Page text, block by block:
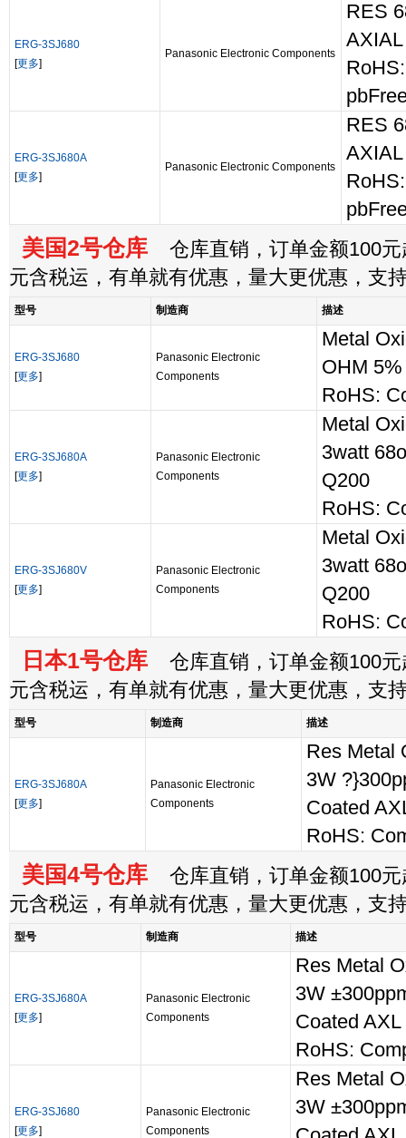
ERG-3SJ680
[更多]
Panasonic Electronic Components
RES
AXIAL
ERG-3SJ680A
[更多]
Panasonic Electronic Components
RES
AXIAL
美国2号仓库 仓库直销，订单金额100元
元含税运，有单就有优惠，量大更优惠，支
型号 制造商 描述
ERG-3SJ680
[更多]
Panasonic Electronic
Components
Metal
OHM
RoHS:
ERG-3SJ680A
[更多]
Panasonic Electronic
Components
Metal
3watt
Q200
RoHS:
ERG-3SJ680V
[更多]
Panasonic Electronic
Components
Metal
3watt
Q200
RoHS:
日本1号仓库 仓库直销，订单金额100元
元含税运，有单就有优惠，量大更优惠，支
型号 制造商 描述
ERG-3SJ680A
[更多]
Panasonic Electronic
Components
Res Metal
3W
Coated
RoHS:
美国4号仓库 仓库直销，订单金额100元
元含税运，有单就有优惠，量大更优惠，支
型号 制造商 描述
ERG-3SJ680A
[更多]
Panasonic Electronic
Components
Res Metal
3W
Coated AXL
RoHS:
ERG-3SJ680
[更多]
Panasonic Electronic
Components
Res Metal
3W